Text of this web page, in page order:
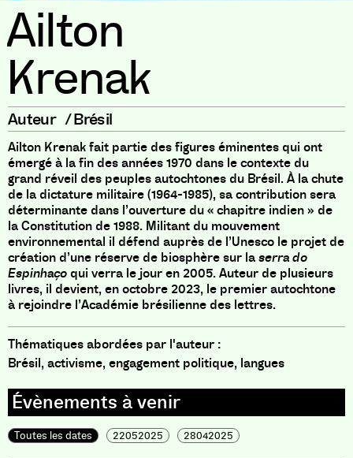
Ailton
Krenak
Auteur /Brésil
Ailton Krenak fait partie des figures éminentes qui ont
émergé à la fin des années 1970 dans le contexte du
grand réveil des peuples autochtones du Brésil. À la chute
de la dictature militaire (1964-1985), sa contribution sera
déterminante dans l’ouverture du « chapitre indien » de
la Constitution de 1988. Militant du mouvement
environnemental il défend auprès de l’Unesco le projet de
création d’une réserve de biosphère sur laserra do
Espinhaço qui verra le jour en 2005. Auteur de plusieurs
livres, il devient, en octobre 2023, le premier autochtone
à rejoindre l’Académie brésilienne des lettres.
Thématiques abordées par l'auteur :
Brésil, activisme, engagement politique, langues
Toutes les dates 22052025 28042025